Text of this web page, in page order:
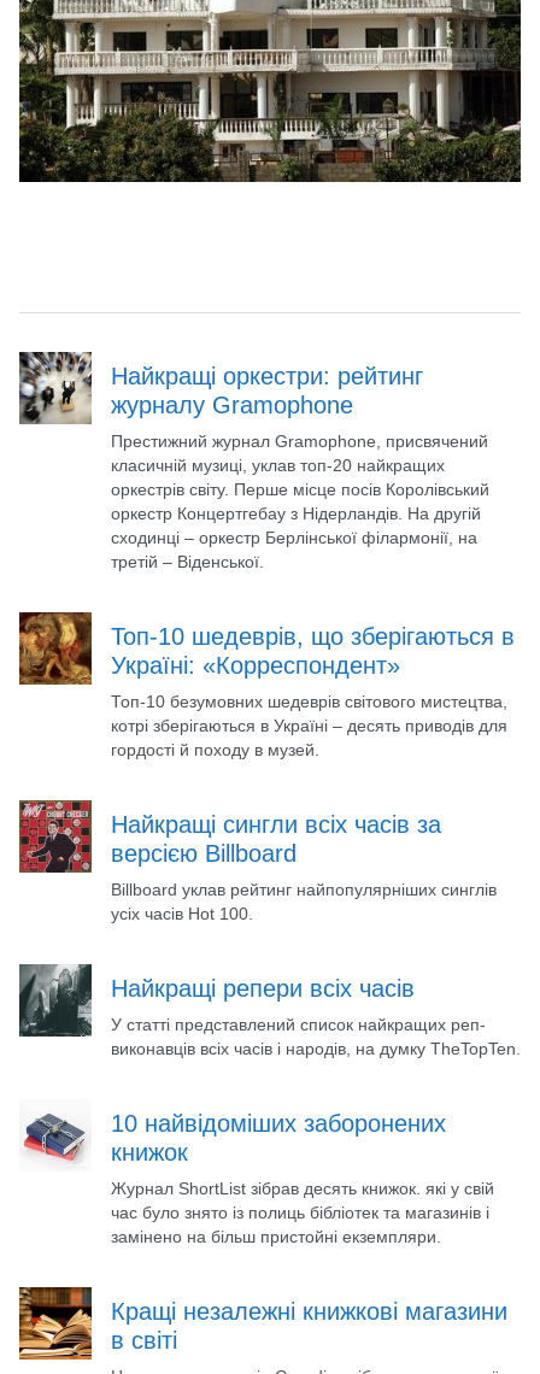
Найкращі оркестри: рейтинг
журналу Gramophone
Престижний журнал Gramophone, присвячений
класичній музиці, уклав топ-20 найкращих
оркестрів світу. Перше місце посів Королівський
оркестр Концертгебау з Нідерландів. На другій
сходинці – оркестр Берлінської філармонії, на
третій – Віденської.
Топ-10 шедеврів, що зберігаються в
Україні: «Корреспондент»
Топ-10 безумовних шедеврів світового мистецтва,
котрі зберігаються в Україні – десять приводів для
гордості й походу в музей.
Найкращі сингли всіх часів за
версією Billboard
Billboard уклав рейтинг найпопулярніших синглів
усіх часів Hot 100.
Найкращі репери всіх часів
У статті представлений список найкращих реп-
виконавців всіх часів і народів, на думку TheTopTen.
10 найвідоміших заборонених
книжок
Журнал ShortList зібрав десять книжок. які у свій
час було знято із полиць бібліотек та магазинів і
замінено на більш пристойні екземпляри.
Кращі незалежні книжкові магазини
в світі